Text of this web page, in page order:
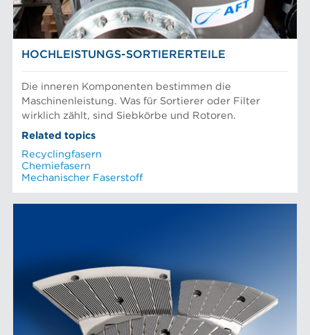
HOCHLEISTUNGS-SORTIERERTEILE
Die inneren Komponenten bestimmen die
Maschinenleistung. Was für Sortierer oder Filter
wirklich zählt, sind Siebkörbe und Rotoren.
Related topics
Recyclingfasern
Chemiefasern
Mechanischer Faserstoff